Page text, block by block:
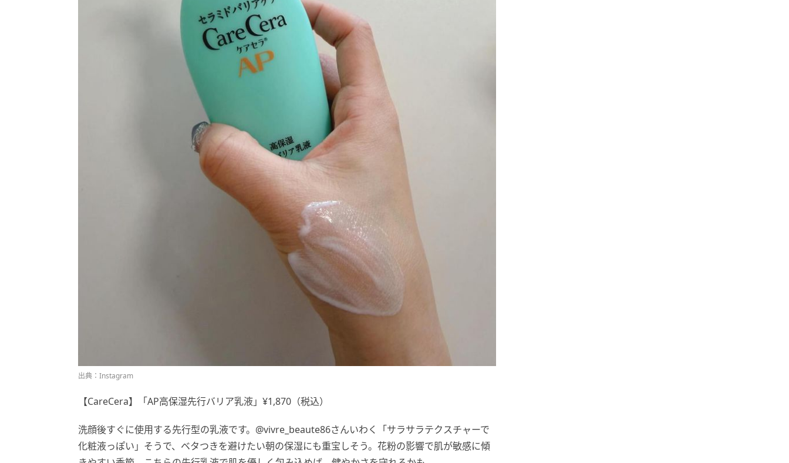
出典：Instagram
【CareCera】「AP高保湿先行バリア乳液」¥1,870（税込）
洗顔後すぐに使用する先行型の乳液です。@vivre_beaute86さんいわく「サラサラテクスチャーで
化粧液っぽい」そうで、ベタつきを避けたい朝の保湿にも重宝しそう。花粉の影響で肌が敏感に傾